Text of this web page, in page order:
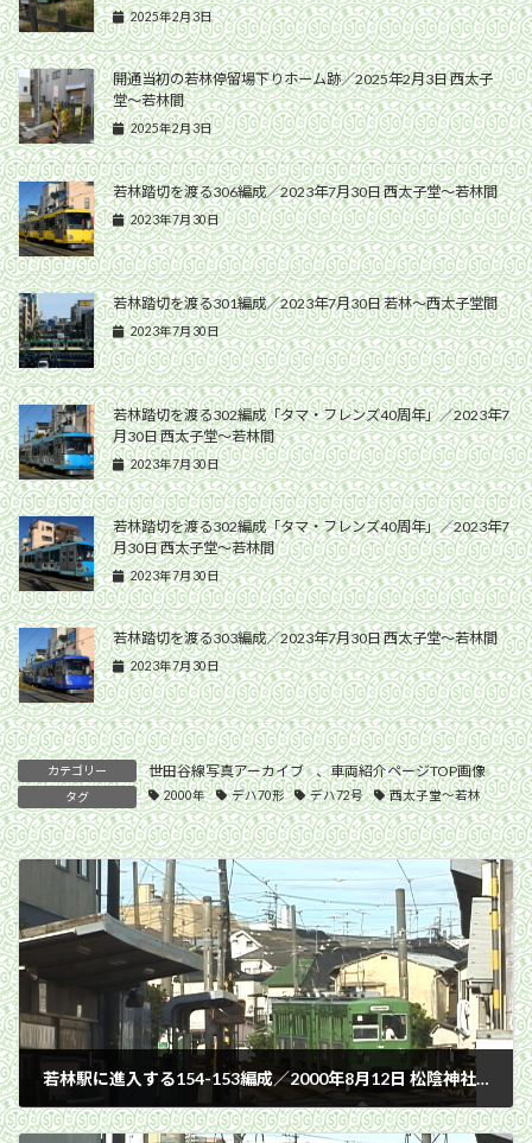
2025年2月3日
開通当初の若林停留場下りホーム跡／2025年2月3日 西太子
堂〜若林間
2025年2月3日
若林踏切を渡る306編成／2023年7月30日 西太子堂〜若林間
2023年7月30日
若林踏切を渡る301編成／2023年7月30日 若林〜西太子堂間
2023年7月30日
若林踏切を渡る302編成「タマ・フレンズ40周年」／2023年7
月30日 西太子堂〜若林間
2023年7月30日
若林踏切を渡る302編成「タマ・フレンズ40周年」／2023年7
月30日 西太子堂〜若林間
2023年7月30日
若林踏切を渡る303編成／2023年7月30日 西太子堂〜若林間
2023年7月30日
カテゴリー 世田谷線写真アーカイブ 、車両紹介ページTOP画像
タグ 2000年 デハ70形 デハ72号 西太子堂〜若林
若林駅に進入する154-153編成／2000年8月12日 松陰神社前〜若林間
2000年8月12日